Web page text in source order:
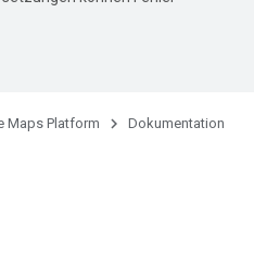
Maps Platform
Dokumentation